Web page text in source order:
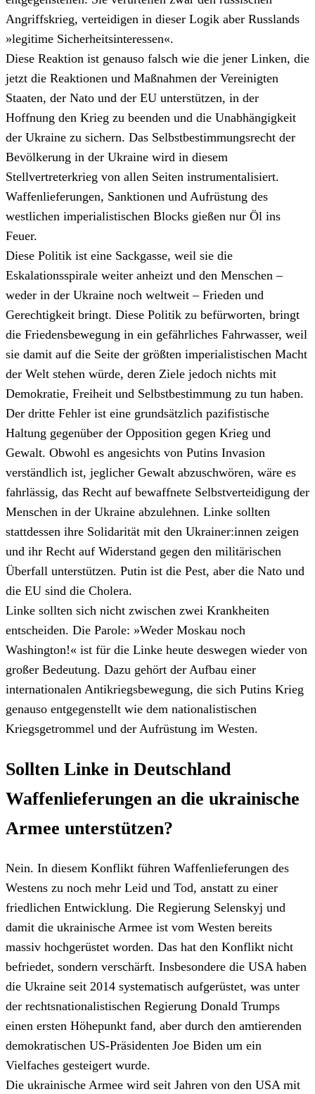
Angriffskrieg, verteidigen in dieser Logik aber Russlands
»legitime Sicherheitsinteressen«.
Diese Reaktion ist genauso falsch wie die jener Linken, die
jetzt die Reaktionen und Maßnahmen der Vereinigten
Staaten, der Nato und der EU unterstützen, in der
Hoffnung den Krieg zu beenden und die Unabhängigkeit
der Ukraine zu sichern. Das Selbstbestimmungsrecht der
Bevölkerung in der Ukraine wird in diesem
Stellvertreterkrieg von allen Seiten instrumentalisiert.
Waffenlieferungen, Sanktionen und Aufrüstung des
westlichen imperialistischen Blocks gießen nur Öl ins
Feuer.
Diese Politik ist eine Sackgasse, weil sie die
Eskalationsspirale weiter anheizt und den Menschen –
weder in der Ukraine noch weltweit – Frieden und
Gerechtigkeit bringt. Diese Politik zu befürworten, bringt
die Friedensbewegung in ein gefährliches Fahrwasser, weil
sie damit auf die Seite der größten imperialistischen Macht
der Welt stehen würde, deren Ziele jedoch nichts mit
Demokratie, Freiheit und Selbstbestimmung zu tun haben.
Der dritte Fehler ist eine grundsätzlich pazifistische
Haltung gegenüber der Opposition gegen Krieg und
Gewalt. Obwohl es angesichts von Putins Invasion
verständlich ist, jeglicher Gewalt abzuschwören, wäre es
fahrlässig, das Recht auf bewaffnete Selbstverteidigung der
Menschen in der Ukraine abzulehnen. Linke sollten
stattdessen ihre Solidarität mit den Ukrainer:innen zeigen
und ihr Recht auf Widerstand gegen den militärischen
Überfall unterstützen. Putin ist die Pest, aber die Nato und
die EU sind die Cholera.
Linke sollten sich nicht zwischen zwei Krankheiten
entscheiden. Die Parole: »Weder Moskau noch
Washington!« ist für die Linke heute deswegen wieder von
großer Bedeutung. Dazu gehört der Aufbau einer
internationalen Antikriegsbewegung, die sich Putins Krieg
genauso entgegenstellt wie dem nationalistischen
Kriegsgetrommel und der Aufrüstung im Westen.
Sollten Linke in Deutschland
Waffenlieferungen an die ukrainische
Armee unterstützen?
Nein. In diesem Konflikt führen Waffenlieferungen des
Westens zu noch mehr Leid und Tod, anstatt zu einer
friedlichen Entwicklung. Die Regierung Selenskyj und
damit die ukrainische Armee ist vom Westen bereits
massiv hochgerüstet worden. Das hat den Konflikt nicht
befriedet, sondern verschärft. Insbesondere die USA haben
die Ukraine seit 2014 systematisch aufgerüstet, was unter
der rechtsnationalistischen Regierung Donald Trumps
einen ersten Höhepunkt fand, aber durch den amtierenden
demokratischen US-Präsidenten Joe Biden um ein
Vielfaches gesteigert wurde.
Die ukrainische Armee wird seit Jahren von den USA mit